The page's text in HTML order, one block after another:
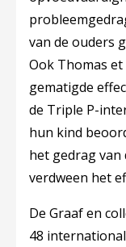
van de ouders
Ook Thomas et
gematigde
de Triple P-
hun kind
het gedrag van
verdween het
De Graaf en
48